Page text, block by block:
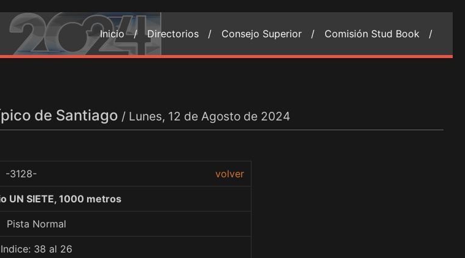
Inicio / Directorios / Consejo Superior / Comisión Stud Book /
de Santiago / Lunes, 12 de Agosto de 2024
-3128- volver
UN SIETE, 1000 metros
Pista Normal
Indice: 38 al 26